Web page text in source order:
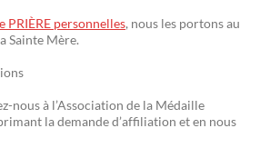
PRIÈRE personnelles, nous les portons au
Sainte Mère.
nous à l’Association de la Médaille
la demande d’affiliation et en nous